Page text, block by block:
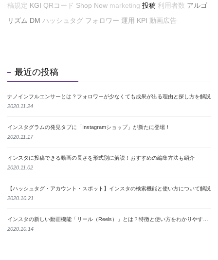
稿規定 KGI QRコード Shop Now marketing 投稿 利用者数 アルゴ
リズム DM ハッシュタグ フォロワー 運用 KPI 動画広告
最近の投稿
ナノインフルエンサーとは？フォロワーが少なくても成果が出る理由と探し方を解説
2020.11.24
インスタグラムの発見タブに「Instagramショップ」が新たに登場！
2020.11.17
インスタに投稿できる動画の長さを形式別に解説！おすすめの編集方法も紹介
2020.11.02
【ハッシュタグ・アカウント・スポット】インスタの検索機能と使い方について解説
2020.10.21
2020.10.14